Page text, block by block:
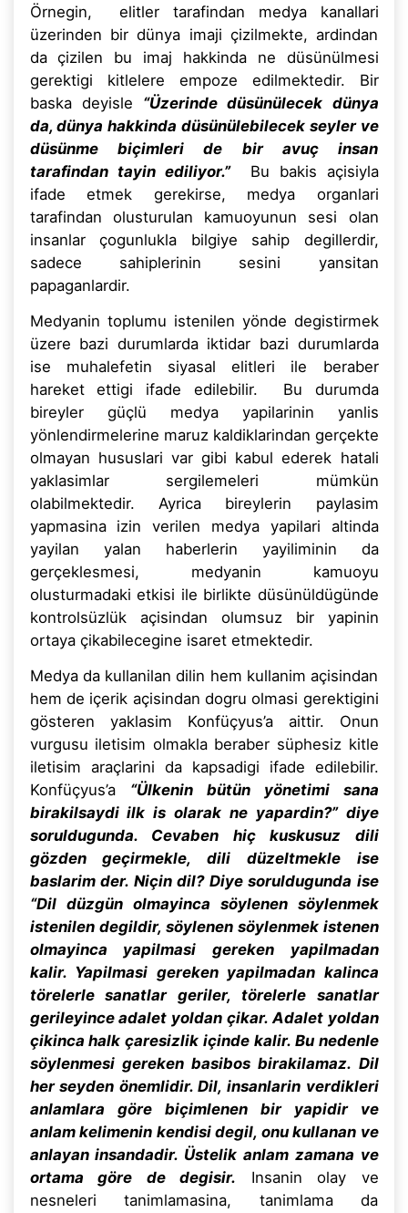
Örnegin, elitler tarafindan medya kanallari
üzerinden bir dünya imaji çizilmekte, ardindan
da çizilen bu imaj hakkinda ne düsünülmesi
gerektigi kitlelere empoze edilmektedir. Bir
baska deyisle “Üzerinde düsünülecek dünya
da, dünya hakkinda düsünülebilecek seyler ve
düsünme biçimleri de bir avuç insan
tarafindan tayin ediliyor.”Bu bakis açisiyla
ifade etmek gerekirse, medya organlari
tarafindan olusturulan kamuoyunun sesi olan
insanlar çogunlukla bilgiye sahip degillerdir,
sadece sahiplerinin sesini yansitan
papaganlardir.
Medyanin toplumu istenilen yönde degistirmek
üzere bazi durumlarda iktidar bazi durumlarda
ise muhalefetin siyasal elitleri ile beraber
hareket ettigi ifade edilebilir. Bu durumda
bireyler güçlü medya yapilarinin yanlis
yönlendirmelerine maruz kaldiklarindan gerçekte
olmayan hususlari var gibi kabul ederek hatali
yaklasimlar sergilemeleri mümkün
olabilmektedir. Ayrica bireylerin paylasim
yapmasina izin verilen medya yapilari altinda
yayilan yalan haberlerin yayiliminin da
gerçeklesmesi, medyanin kamuoyu
olusturmadaki etkisi ile birlikte düsünüldügünde
kontrolsüzlük açisindan olumsuz bir yapinin
ortaya çikabilecegine isaret etmektedir.
Medya da kullanilan dilin hem kullanim açisindan
hem de içerik açisindan dogru olmasi gerektigini
gösteren yaklasim Konfüçyus’a aittir. Onun
vurgusu iletisim olmakla beraber süphesiz kitle
iletisim araçlarini da kapsadigi ifade edilebilir.
Konfüçyus’a “Ülkenin bütün yönetimi sana
birakilsaydi ilk is olarak ne yapardin?” diye
soruldugunda. Cevaben hiç kuskusuz dili
gözden geçirmekle, dili düzeltmekle ise
baslarim der. Niçin dil? Diye soruldugunda ise
“Dil düzgün olmayinca söylenen söylenmek
istenilen degildir, söylenen söylenmek istenen
olmayinca yapilmasi gereken yapilmadan
kalir. Yapilmasi gereken yapilmadan kalinca
törelerle sanatlar geriler, törelerle sanatlar
gerileyince adalet yoldan çikar. Adalet yoldan
çikinca halk çaresizlik içinde kalir. Bu nedenle
söylenmesi gereken basibos birakilamaz. Dil
her seyden önemlidir. Dil, insanlarin verdikleri
anlamlara göre biçimlenen bir yapidir ve
anlam kelimenin kendisi degil, onu kullanan ve
anlayan insandadir. Üstelik anlam zamana ve
ortama göre de degisir. Insanin olay ve
nesneleri tanimlamasina, tanimlama da